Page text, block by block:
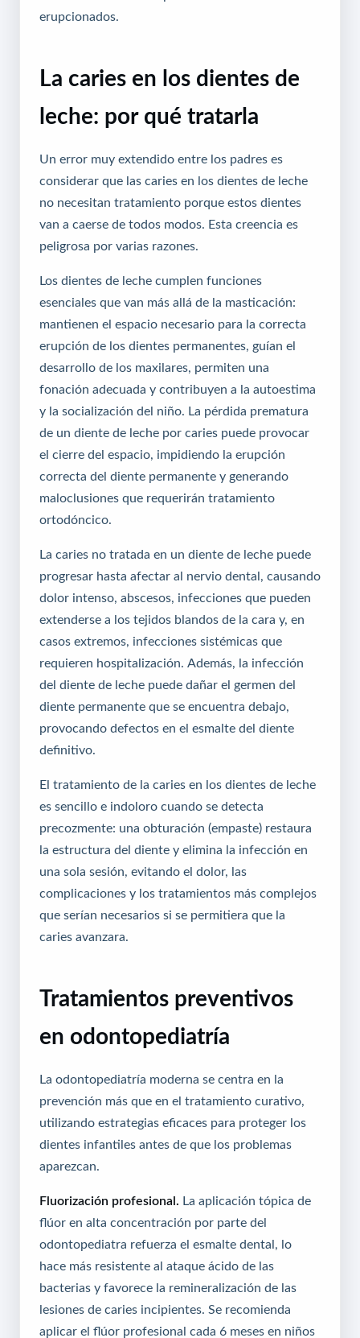
erupcionados.
La caries en los dientes de
leche: por qué tratarla
Un error muy extendido entre los padres es
considerar que las caries en los dientes de leche
no necesitan tratamiento porque estos dientes
van a caerse de todos modos. Esta creencia es
peligrosa por varias razones.
Los dientes de leche cumplen funciones
esenciales que van más allá de la masticación:
mantienen el espacio necesario para la correcta
erupción de los dientes permanentes, guían el
desarrollo de los maxilares, permiten una
fonación adecuada y contribuyen a la autoestima
y la socialización del niño. La pérdida prematura
de un diente de leche por caries puede provocar
el cierre del espacio, impidiendo la erupción
correcta del diente permanente y generando
maloclusiones que requerirán tratamiento
ortodóncico.
La caries no tratada en un diente de leche puede
progresar hasta afectar al nervio dental, causando
dolor intenso, abscesos, infecciones que pueden
extenderse a los tejidos blandos de la cara y, en
casos extremos, infecciones sistémicas que
requieren hospitalización. Además, la infección
del diente de leche puede dañar el germen del
diente permanente que se encuentra debajo,
provocando defectos en el esmalte del diente
definitivo.
El tratamiento de la caries en los dientes de leche
es sencillo e indoloro cuando se detecta
precozmente: una obturación (empaste) restaura
la estructura del diente y elimina la infección en
una sola sesión, evitando el dolor, las
complicaciones y los tratamientos más complejos
que serían necesarios si se permitiera que la
caries avanzara.
Tratamientos preventivos
en odontopediatría
La odontopediatría moderna se centra en la
prevención más que en el tratamiento curativo,
utilizando estrategias eficaces para proteger los
dientes infantiles antes de que los problemas
aparezcan.
Fluorización profesional.
La aplicación tópica de
flúor en alta concentración por parte del
odontopediatra refuerza el esmalte dental, lo
hace más resistente al ataque ácido de las
bacterias y favorece la remineralización de las
lesiones de caries incipientes. Se recomienda
aplicar el flúor profesional cada 6 meses en niños